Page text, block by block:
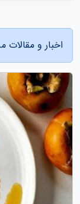
اخبار و مقالات